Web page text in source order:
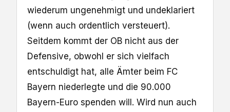
wiederum ungenehmigt und undeklariert
(wenn auch ordentlich versteuert).
Seitdem kommt der OB nicht aus der
Defensive, obwohl er sich vielfach
entschuldigt hat, alle Ämter beim FC
Bayern niederlegte und die 90.000
Bayern-Euro spenden will. Wird nun auch